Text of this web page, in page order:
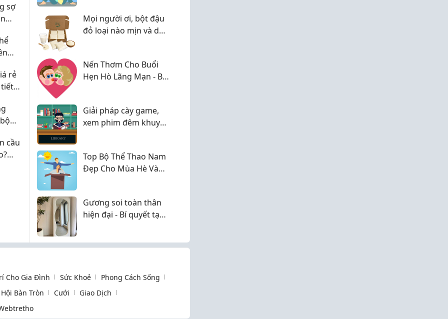
sợ
tế
rẻ
cầu
Mọi người ơi, bột đậu
đỏ loại nào mịn và dễ
nguyên liệu thiên
nhiên
Nến Thơm Cho Buổi
Hẹn Hò Lãng Mạn - Bí
Giải pháp cày game,
xem phim đêm khuya
phòng!
Top Bộ Thể Thao Nam
Đẹp Cho Mùa Hè Và
Gương soi toàn thân
hiện đại - Bí quyết tạo
nhà của bạn
Cho Gia Đình Sức Khoẻ
Phong Cách Sống
Hội Bàn Tròn Cưới
Giao Dịch